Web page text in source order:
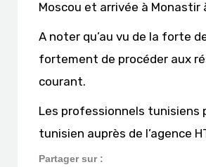
Moscou et arrivée à Monastir
A noter qu’au vu de la forte
fortement de procéder aux
courant.
Les professionnels tunisiens
tunisien auprès de l’agence
Partager sur :